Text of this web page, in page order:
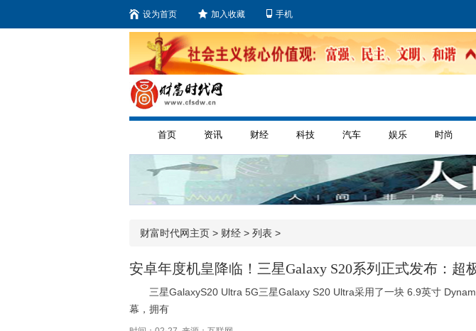
设为首页 加入收藏 手机
首页 资讯 财经 科技 汽车 娱乐 时尚
财富时代网主页 > 财经 > 列表 >
安卓年度机皇降临！三星Galaxy S20系列正式发布：超
三星GalaxyS20 Ultra 5G三星Galaxy S20 Ultra采用了一块 6.9英寸
幕，拥有